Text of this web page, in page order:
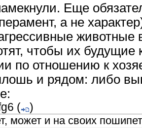
Еще
а не
животные
чтобы их будущие
по отношению к
и рядом: либо
(
)
может и на своих